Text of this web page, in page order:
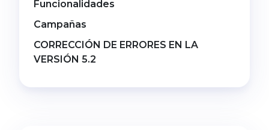
Funcionalidades
Campañas
CORRECCIÓN DE ERRORES EN LA
VERSIÓN 5.2